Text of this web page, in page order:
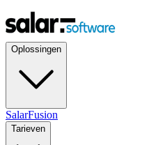
Oplossingen
SalarFusion
Tarieven